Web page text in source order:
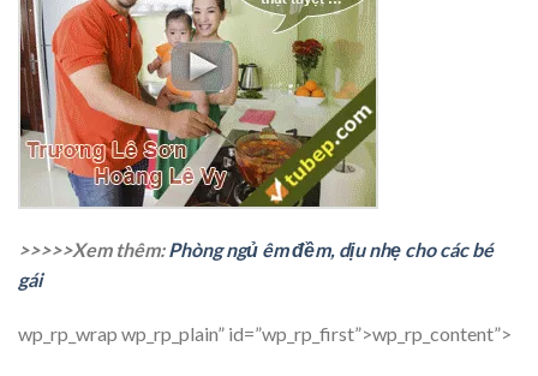
>>>>>Xem thêm:Phòng ngủ êm đềm, dịu nhẹ cho các bé
gái
wp_rp_wrap wp_rp_plain” id=”wp_rp_first”>wp_rp_content”>